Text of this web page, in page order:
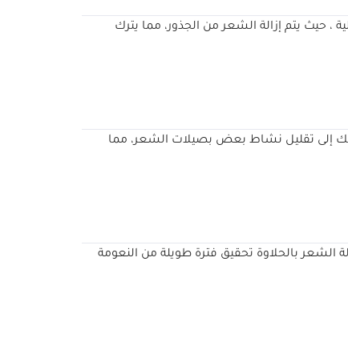
حيث يتم إزالة الشعر من الجذور، مما يترك
إلى تقليل نشاط بعض بصيلات الشعر، مما
الشعر بالحلاوة تحقيق فترة طويلة من النعومة